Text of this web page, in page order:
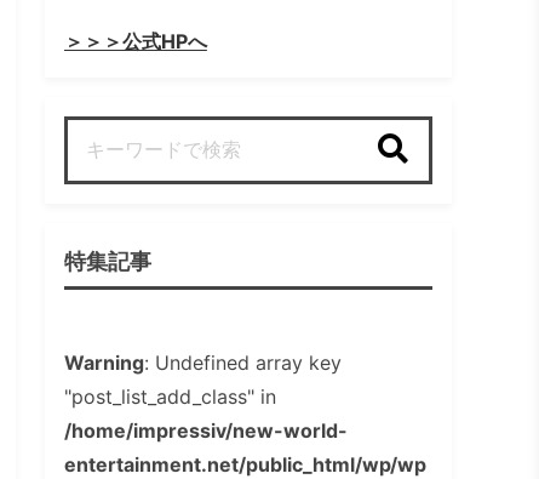
＞＞＞公式HPへ
特集記事
Warning: Undefined array key
"post_list_add_class" in
/home/impressiv/new-world-
entertainment.net/public_html/wp/wp